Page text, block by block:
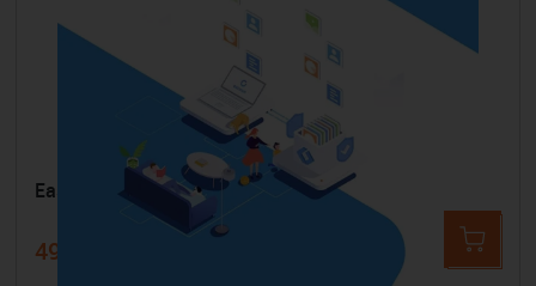
EaseUS Todo Backup Home - Dauerversion
49,99 €